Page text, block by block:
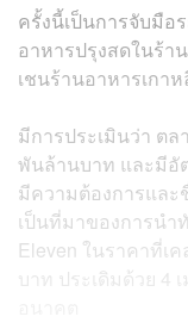
ครั้งนี้เป็นการจับมือ
อาหารปรุงสดในร้า
เชนร้านอาหารเกา
มีการประเมินว่า ตล
พันล้านบาท และมีอั
มีความต้องการและ
เป็นที่มาของการนำ
Eleven ในราคาที่เค
บาท ประเดิมด้วย 4